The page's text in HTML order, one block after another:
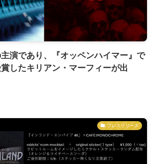
演であり、『オッペンハイマー』で
したキリアン・マーフィーが出
プレスリリース